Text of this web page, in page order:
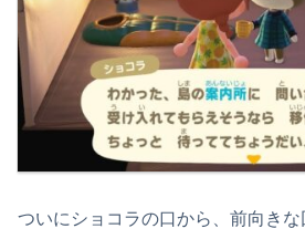
ついにショコラの口から、前向きな